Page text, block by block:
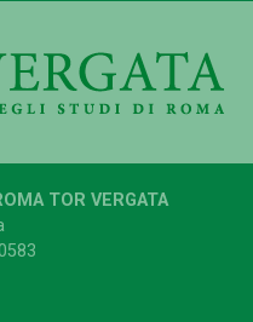
TOR VERGATA